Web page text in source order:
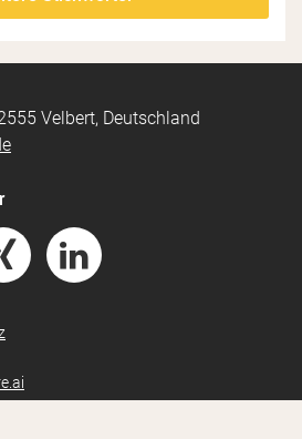
Velbert, Deutschland